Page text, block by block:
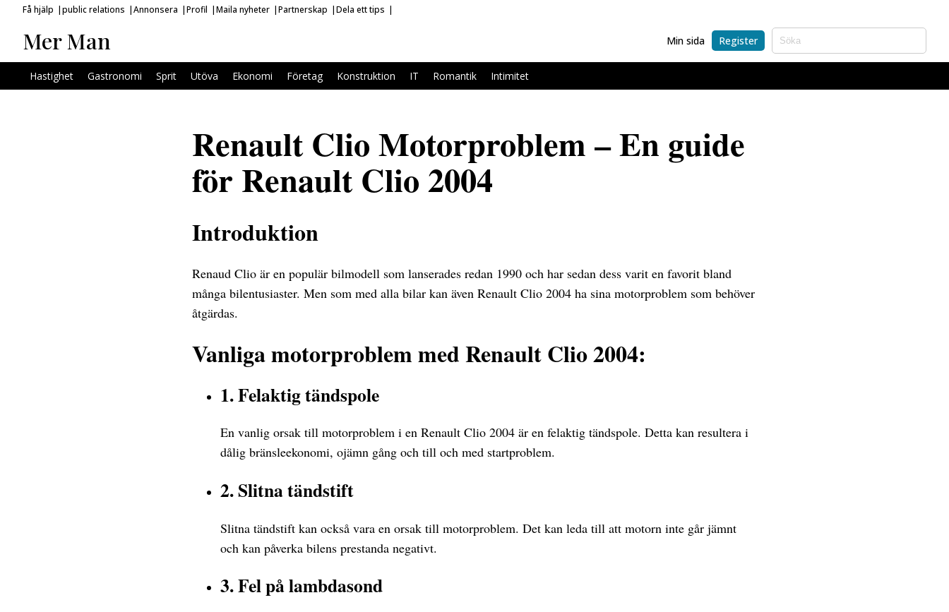
Få hjälp public relations Annonsera Profil Maila nyheter Partnerskap Dela ett tips
Mer Man Min sida Register
Hastighet Gastronomi Sprit Utöva Ekonomi Företag Konstruktion IT Romantik Intimitet
Renault Clio Motorproblem – En guide
för Renault Clio 2004
Introduktion
Renaud Clio är en populär bilmodell som lanserades redan 1990 och har sedan dess varit en favorit bland
många bilentusiaster. Men som med alla bilar kan även Renault Clio 2004 ha sina motorproblem som behöver
åtgärdas.
Vanliga motorproblem med Renault Clio 2004:
1. Felaktig tändspole
En vanlig orsak till motorproblem i en Renault Clio 2004 är en felaktig tändspole. Detta kan resultera i
dålig bränsleekonomi, ojämn gång och till och med startproblem.
2. Slitna tändstift
Slitna tändstift kan också vara en orsak till motorproblem. Det kan leda till att motorn inte går jämnt
och kan påverka bilens prestanda negativt.
3. Fel på lambdasond